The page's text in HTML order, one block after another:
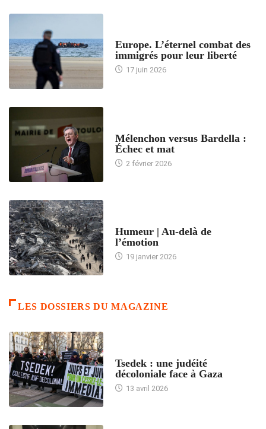
Europe. L’éternel combat des
immigrés pour leur liberté
17 juin 2026
Mélenchon versus Bardella :
Échec et mat
2 février 2026
Humeur | Au-delà de
l’émotion
19 janvier 2026
LES DOSSIERS DU MAGAZINE
Tsedek : une judéité
décoloniale face à Gaza
13 avril 2026